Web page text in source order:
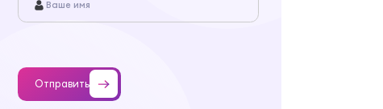
Отправить